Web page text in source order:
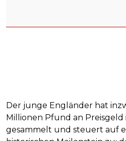
Der junge Engländer hat
Millionen Pfund an
gesammelt und steuert auf